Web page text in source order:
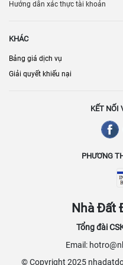
người thuê.
Hướng dẫn xác thực tài khoản
KHÁC
Bảng giá dịch vụ
Giải quyết khiếu nại
KẾT NỐI
PHƯƠNG
Nhà Đất
Tổng đài
Email:
© Copyright 2025